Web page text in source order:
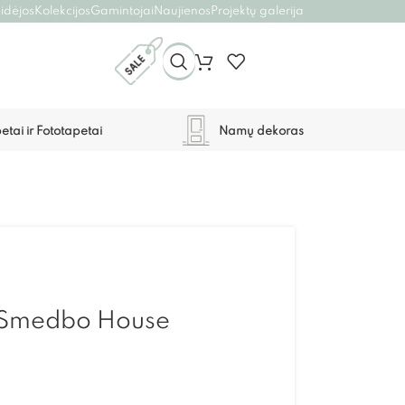
KolekcijosGamintojai Naujienos Projektų galerija
ir Fototapetai Namų dekoras
House